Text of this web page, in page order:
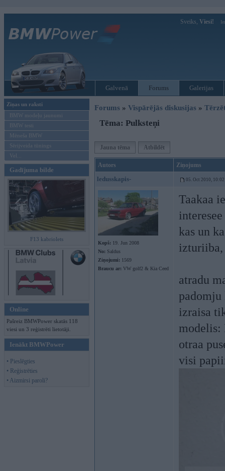
Sveiks, Viesi!
Galvenā Forums Galerijas
Ziņas un raksti
BMW modeļu jaunumi
BMW testi
Mēneša BMW
Sērijveida tūnings
Vel...
Gadījuma bilde
F13 kabriolets
Online
Pašreiz BMWPower skatās 118
viesi un 3 reģistrēti lietotāji.
Ienākt BMWPower
• Pieslēgties
• Reģistrēties
• Aizmirsi paroli?
Forums » Vispārējās diskusijas »
Tēma: Pulksteņi
Jauna tēma Atbildēt
Autors Ziņojums
ledusskapis- 05. Oct 2010, 10:02
Kopš: 19. Jun 2008
No: Saldus
Ziņojumi: 1569
Braucu ar: VW golf2 & Kia Ceed
Taakaa
kas un
atradu
izraisa
modelis:
otraa
visi